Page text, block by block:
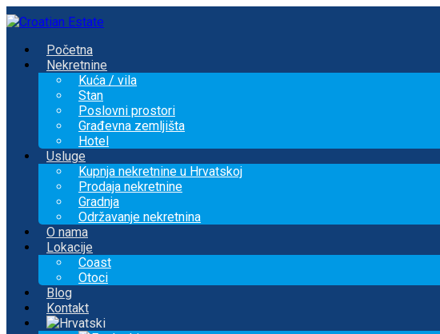
Početna
Nekretnine
Kuća / vila
Stan
Poslovni prostori
Građevna zemljišta
Hotel
Usluge
Kupnja nekretnine u Hrvatskoj
Prodaja nekretnine
Gradnja
Održavanje nekretnina
O nama
Lokacije
Coast
Otoci
Blog
Kontakt